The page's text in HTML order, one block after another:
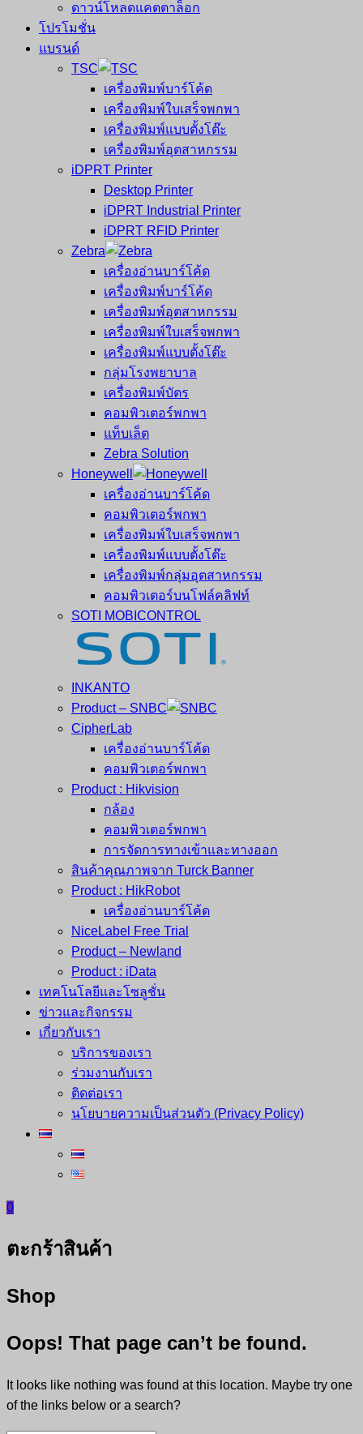
ดาวน์โหลดแคตตาล็อก
โปรโมชั่น
แบรนด์
TSC
เครื่องพิมพ์บาร์โค้ด
เครื่องพิมพ์ใบเสร็จพกพา
เครื่องพิมพ์แบบตั้งโต๊ะ
เครื่องพิมพ์อุตสาหกรรม
iDPRT Printer
Desktop Printer
iDPRT Industrial Printer
iDPRT RFID Printer
Zebra
เครื่องอ่านบาร์โค้ด
เครื่องพิมพ์บาร์โค้ด
เครื่องพิมพ์อุตสาหกรรม
เครื่องพิมพ์ใบเสร็จพกพา
เครื่องพิมพ์แบบตั้งโต๊ะ
กลุ่มโรงพยาบาล
เครื่องพิมพ์บัตร
คอมพิวเตอร์พกพา
แท็บเล็ต
Zebra Solution
Honeywell
เครื่องอ่านบาร์โค้ด
คอมพิวเตอร์พกพา
เครื่องพิมพ์ใบเสร็จพกพา
เครื่องพิมพ์แบบตั้งโต๊ะ
เครื่องพิมพ์กลุ่มอุตสาหกรรม
คอมพิวเตอร์บนโฟล์คลิฟท์
SOTI MOBICONTROL
INKANTO
Product – SNBC
CipherLab
เครื่องอ่านบาร์โค้ด
คอมพิวเตอร์พกพา
Product : Hikvision
กล้อง
คอมพิวเตอร์พกพา
การจัดการทางเข้าและทางออก
สินค้าคุณภาพจาก Turck Banner
Product : HikRobot
เครื่องอ่านบาร์โค้ด
NiceLabel Free Trial
Product – Newland
Product : iData
เทคโนโลยีและโซลูชั่น
ข่าวและกิจกรรม
เกี่ยวกับเรา
บริการของเรา
ร่วมงานกับเรา
ติดต่อเรา
นโยบายความเป็นส่วนตัว (Privacy Policy)
0
ตะกร้าสินค้า
Shop
Oops! That page can’t be found.
It looks like nothing was found at this location. Maybe try one
of the links below or a search?